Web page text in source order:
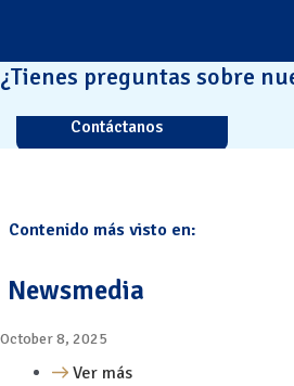
¿Tienes preguntas sobre
Contáctanos
Contenido más visto en:
Newsmedia
October 8, 2025
Ver más